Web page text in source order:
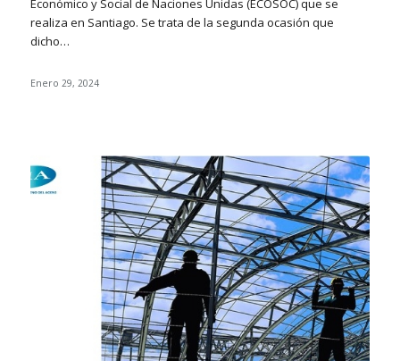
Económico y Social de Naciones Unidas (ECOSOC) que se
realiza en Santiago. Se trata de la segunda ocasión que
dicho…
Enero 29, 2024